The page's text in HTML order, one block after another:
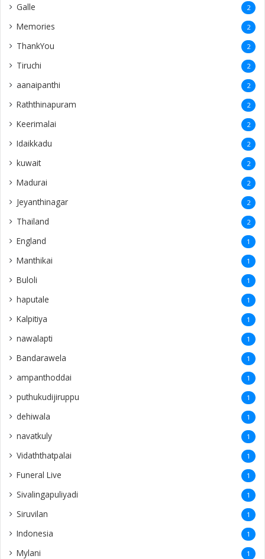
Galle 2
Memories 2
ThankYou 2
Tiruchi 2
aanaipanthi 2
Raththinapuram 2
Keerimalai 2
Idaikkadu 2
kuwait 2
Madurai 2
Jeyanthinagar 2
Thailand 2
England 1
Manthikai 1
Buloli 1
haputale 1
Kalpitiya 1
nawalapti 1
Bandarawela 1
ampanthoddai 1
puthukudijiruppu 1
dehiwala 1
navatkuly 1
Vidaththatpalai 1
Funeral Live 1
Sivalingapuliyadi 1
Siruvilan 1
Indonesia 1
Mylani 1